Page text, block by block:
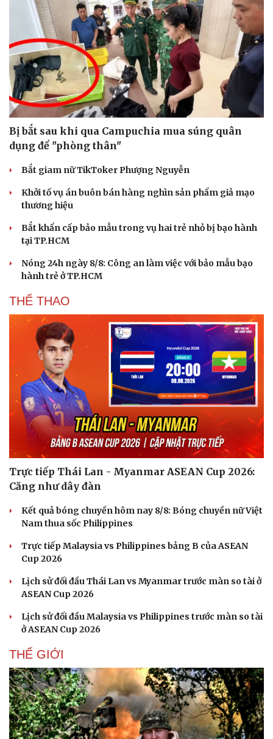
Sức khỏe
Dinh dưỡng - món ngon
Cây thuốc
Sản phụ khoa
Nhi khoa
Nam khoa
Làm đẹp - giảm cân
Phòng mạch online
Ăn sạch sống khỏe
Đời sống
Nhà đẹp
Blog
Tình yêu - Gia đình
Bị bắt sau khi qua Campuchia mua súng quân
dụng để "phòng thân"
Bắt giam nữ TikToker Phượng Nguyễn
Khởi tố vụ án buôn bán hàng nghìn sản phẩm giả mạo
thương hiệu
Bắt khẩn cấp bảo mẫu trong vụ hai trẻ nhỏ bị bạo hành
tại TP.HCM
Nóng 24h ngày 8/8: Công an làm việc với bảo mẫu bạo
hành trẻ ở TP.HCM
THỂ THAO
Trực tiếp Thái Lan - Myanmar ASEAN Cup 2026:
Căng như dây đàn
Kết quả bóng chuyền hôm nay 8/8: Bóng chuyền nữ Việt
Nam thua sốc Philippines
Trực tiếp Malaysia vs Philippines bảng B của ASEAN
Cup 2026
Lịch sử đối đầu Thái Lan vs Myanmar trước màn so tài ở
ASEAN Cup 2026
Lịch sử đối đầu Malaysia vs Philippines trước màn so tài
ở ASEAN Cup 2026
THẾ GIỚI